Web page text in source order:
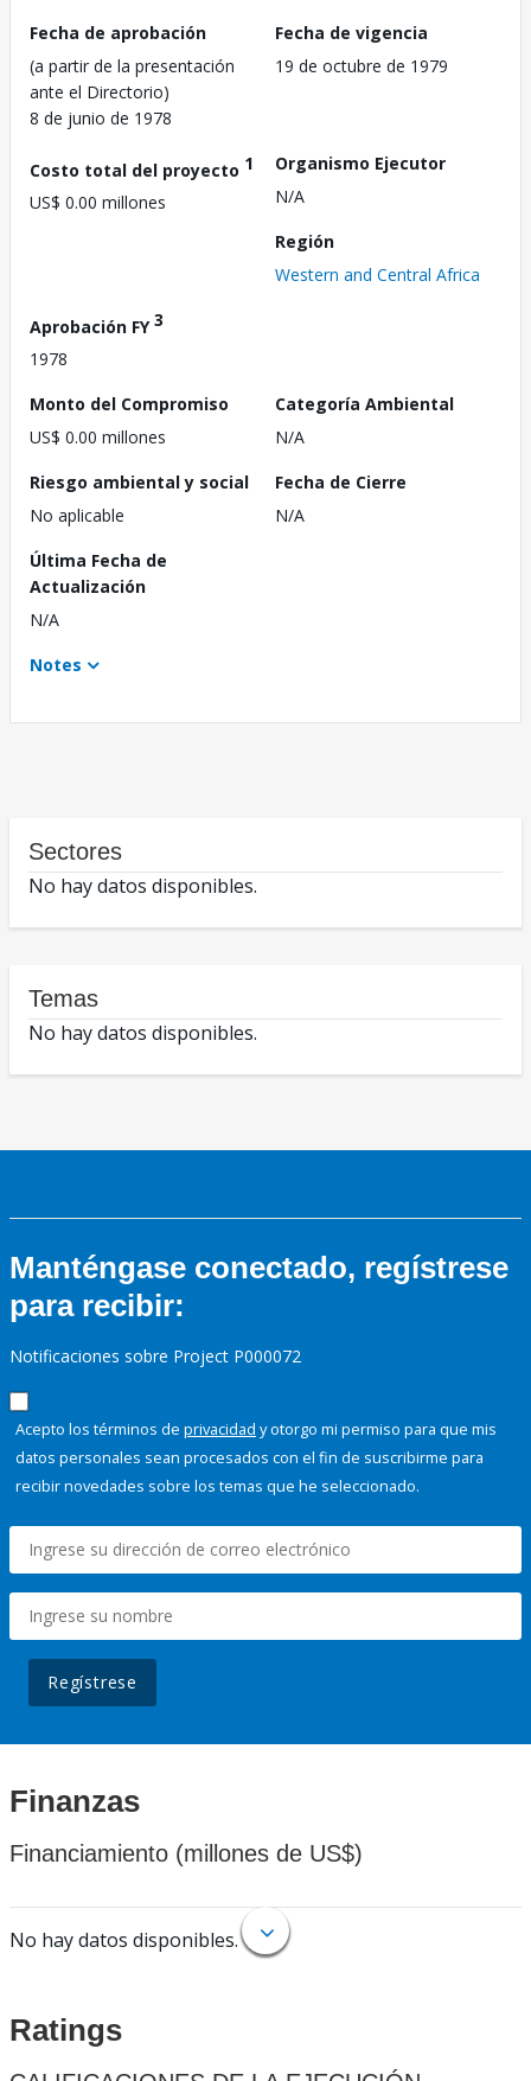
Fecha de aprobación
(a partir de la presentación
ante el Directorio)
8 de junio de 1978
Fecha de vigencia
19 de octubre de 1979
Costo total del proyecto 1
US$ 0.00 millones
Organismo Ejecutor
N/A
Región
Western and Central Africa
Aprobación FY3
1978
Monto del Compromiso
US$ 0.00 millones
Categoría Ambiental
N/A
Riesgo ambiental y social
No aplicable
Fecha de Cierre
N/A
Última Fecha de
Actualización
N/A
Notes
Sectores
No hay datos disponibles.
Temas
No hay datos disponibles.
Manténgase conectado, regístrese
para recibir:
Notificaciones sobre Project P000072
Acepto los términos de privacidad y otorgo mi permiso para que mis
datos personales sean procesados con el fin de suscribirme para
recibir novedades sobre los temas que he seleccionado.
Regístrese
Finanzas
Financiamiento (millones de US$)
No hay datos disponibles.
Ratings